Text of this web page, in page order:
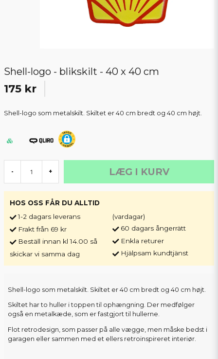
Shell-logo - blikskilt - 40 x 40 cm
175 kr
Shell-logo som metalskilt. Skiltet er 40 cm bredt og 40 cm højt.
- + LÆG I KURV
HOS OSS FÅR DU ALLTID
1-2 dagars leverans
Frakt från 69 kr
Beställ innan kl 14.00 så
skickar vi samma dag
(vardagar)
60 dagars ångerrätt
Enkla returer
Hjälpsam kundtjänst
Shell-logo som metalskilt. Skiltet er 40 cm bredt og 40 cm højt.
Skiltet har to huller i toppen til ophængning. Der medfølger
også en metalkæde, som er fastgjort til hullerne.
Flot retrodesign, som passer på alle vægge, men måske bedst i
garagen eller sammen med et ellers retroinspireret interiør.